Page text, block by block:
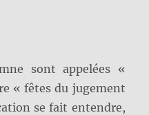
sont appelées «
« fêtes du jugement
se fait entendre,